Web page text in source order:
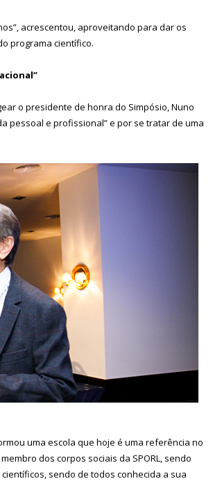
acrescentou, aproveitando para dar os
programa científico.
o presidente de honra do Simpósio, Nuno
pessoal e profissional” e por se tratar de uma
uma escola que hoje é uma referência no
dos corpos sociais da SPORL, sendo
sendo de todos conhecida a sua